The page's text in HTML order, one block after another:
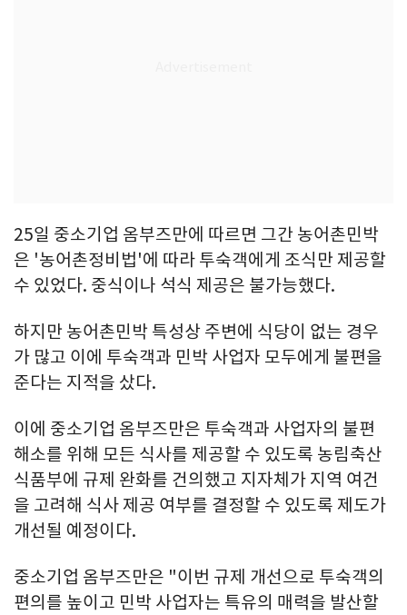
25일 중소기업 옴부즈만에 따르면 그간 농어촌민박
은 '농어촌정비법'에 따라 투숙객에게 조식만 제공할
수 있었다. 중식이나 석식 제공은 불가능했다.
하지만 농어촌민박 특성상 주변에 식당이 없는 경우
가 많고 이에 투숙객과 민박 사업자 모두에게 불편을
준다는 지적을 샀다.
이에 중소기업 옴부즈만은 투숙객과 사업자의 불편
해소를 위해 모든 식사를 제공할 수 있도록 농림축산
식품부에 규제 완화를 건의했고 지자체가 지역 여건
을 고려해 식사 제공 여부를 결정할 수 있도록 제도가
개선될 예정이다.
중소기업 옴부즈만은 "이번 규제 개선으로 투숙객의
편의를 높이고 민박 사업자는 특유의 매력을 발산할